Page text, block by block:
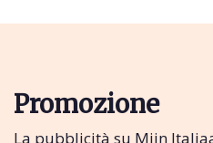
Promozione
La pubblicità su Mijn